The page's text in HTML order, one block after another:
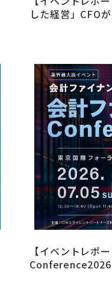
した経営」CFO
【イベントレポ
Conference2026